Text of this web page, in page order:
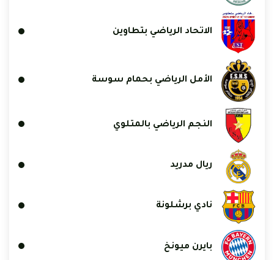
الاتحاد الرياضي بتطاوين
الأمل الرياضي بحمام سوسة
النجم الرياضي بالمتلوي
ريال مدريد
نادي برشلونة
بايرن ميونخ